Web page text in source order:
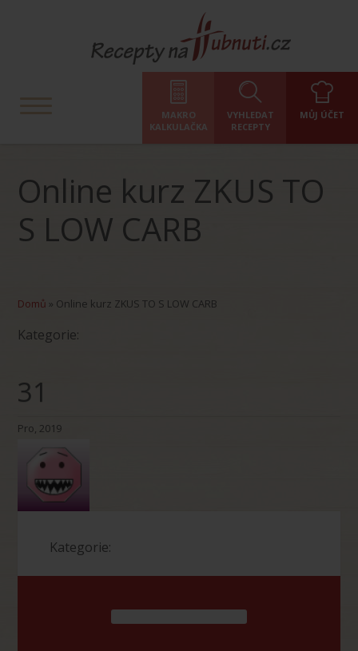
MAKRO
KALKULAČKA
VYHLEDAT
RECEPTY
MŮJ ÚČET
Online kurz ZKUS TO
S LOW CARB
Domů » Online kurz ZKUS TO S LOW CARB
Kategorie:
31
Pro, 2019
Kategorie: